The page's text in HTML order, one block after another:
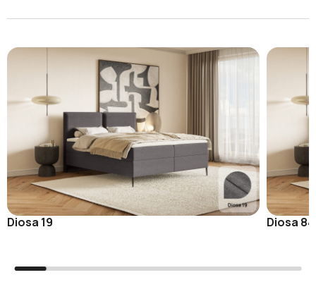
Diosa 19 Diosa 84